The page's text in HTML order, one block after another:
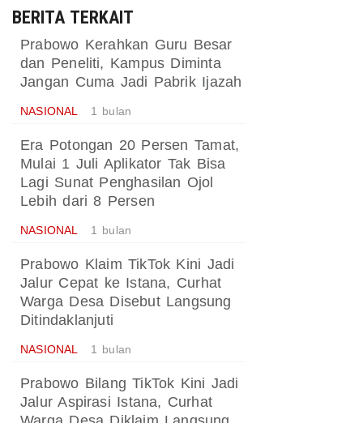
BERITA TERKAIT
Prabowo Kerahkan Guru Besar
dan Peneliti, Kampus Diminta
Jangan Cuma Jadi Pabrik Ijazah
NASIONAL 1 bulan
Era Potongan 20 Persen Tamat,
Mulai 1 Juli Aplikator Tak Bisa
Lagi Sunat Penghasilan Ojol
Lebih dari 8 Persen
NASIONAL 1 bulan
Prabowo Klaim TikTok Kini Jadi
Jalur Cepat ke Istana, Curhat
Warga Desa Disebut Langsung
Ditindaklanjuti
NASIONAL 1 bulan
Prabowo Bilang TikTok Kini Jadi
Jalur Aspirasi Istana, Curhat